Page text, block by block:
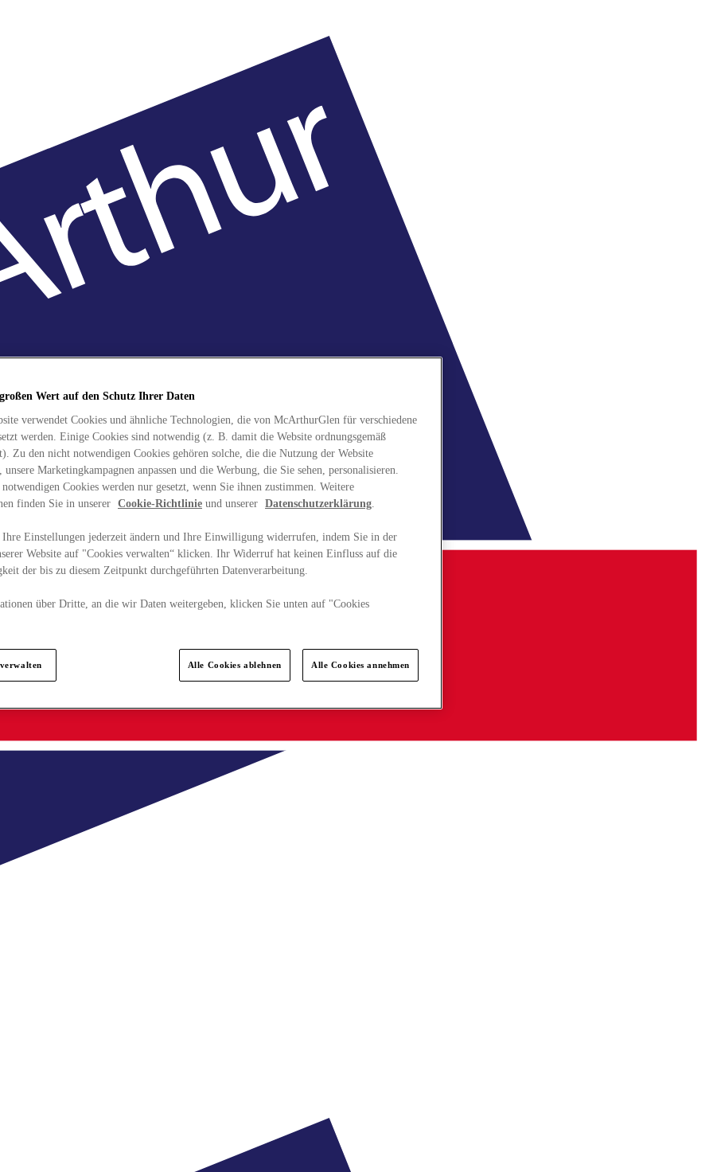
Wert auf den Schutz Ihrer Daten
verwendet Cookies und ähnliche Technologien, die von McArthurGlen für verschiedene
werden. Einige Cookies sind notwendig (z. B. damit die Website ordnungsgemäß
Zu den nicht notwendigen Cookies gehören solche, die die Nutzung der Website
unsere Marketingkampagnen anpassen und die Werbung, die Sie sehen, personalisieren.
Cookies werden nur gesetzt, wenn Sie ihnen zustimmen. Weitere
finden Sie in unserer
Cookie-Richtlinie und unserer Datenschutzerklärung.
Ihre Einstellungen jederzeit ändern und Ihre Einwilligung widerrufen, indem Sie in der
Website auf "Cookies verwalten“ klicken. Ihr Widerruf hat keinen Einfluss auf die
der bis zu diesem Zeitpunkt durchgeführten Datenverarbeitung.
über Dritte, an die wir Daten weitergeben, klicken Sie unten auf "Cookies
Alle Cookies ablehnen Alle Cookies annehmen